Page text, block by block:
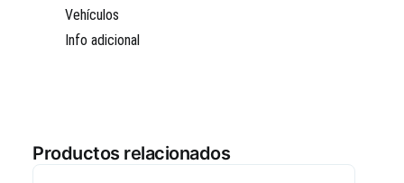
Vehículos
Info adicional
Productos relacionados